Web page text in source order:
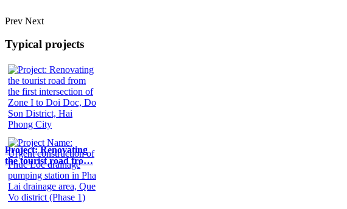
Prev Next
Typical projects
Project: Renovating
the tourist road fro…